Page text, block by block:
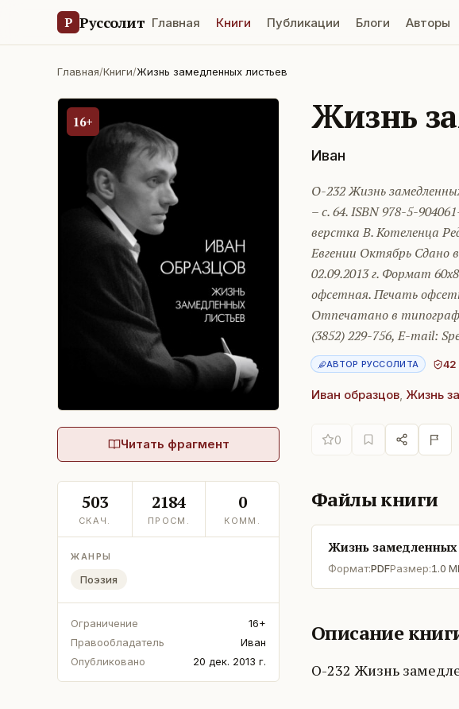
Р Руссолит Главная Книги Публикации Блоги Авторы
Главная/Книги/Жизнь замедленных листьев
16+
Читать фрагмент
503
СКАЧ.
2184
ПРОСМ.
0
КОММ.
ЖАНРЫ
Поэзия
Ограничение
16+
Правообладатель
Иван
Опубликовано
20 дек. 2013 г.
Жизнь
Иван
О-232 Жизнь
– с. 64. ISBN 978-5-
верстка В. Котеленца
Евгении Октябрь Сдано
02.09.2013 г. Формат
офсетная. Печать
Отпечатано в
(3852) 229-756, E-mail:
АВТОР РУССОЛИТА 42
Иван образцов, Жизнь
0
Файлы книги
Жизнь замедленных
Формат:PDFРазмер:1.0
Описание
О-232 Жизнь